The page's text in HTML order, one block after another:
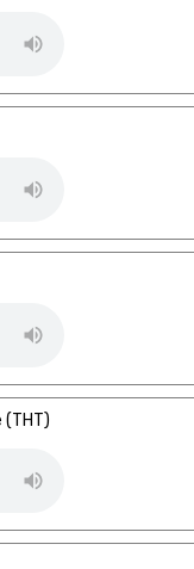
(ТНТ)